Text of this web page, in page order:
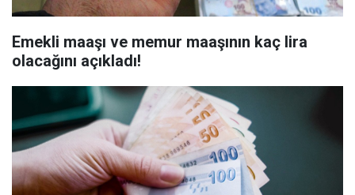
Emekli maaşı ve memur maaşının kaç lira
olacağını açıkladı!